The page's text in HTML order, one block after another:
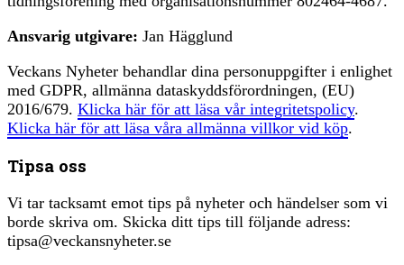
Ansvarig utgivare: Jan Hägglund
Veckans Nyheter behandlar dina personuppgifter i enlighet
med GDPR, allmänna dataskyddsförordningen, (EU)
2016/679. Klicka här för att läsa vår integritetspolicy.
Klicka här för att läsa våra allmänna villkor vid köp.
Tipsa oss
Vi tar tacksamt emot tips på nyheter och händelser som vi
borde skriva om. Skicka ditt tips till följande adress:
tipsa@veckansnyheter.se